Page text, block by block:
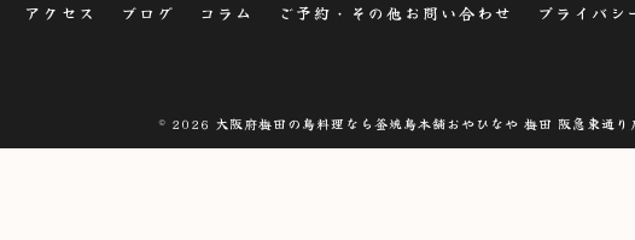
アクセス ブログ コラム ご予約・その他お問い合わせ プライバシ
© 2026 大阪府梅田の鳥料理なら釜焼鳥本舗おやひなや 梅田 阪急東通